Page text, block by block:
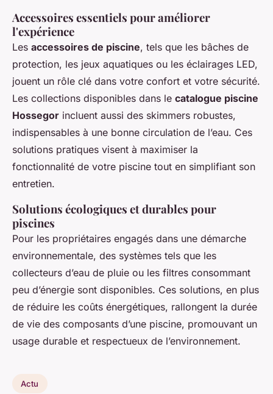
Accessoires essentiels pour améliorer
l'expérience
Les accessoires de piscine, tels que les bâches de
protection, les jeux aquatiques ou les éclairages LED,
jouent un rôle clé dans votre confort et votre sécurité.
Les collections disponibles dans le catalogue piscine
Hossegor incluent aussi des skimmers robustes,
indispensables à une bonne circulation de l’eau. Ces
solutions pratiques visent à maximiser la
fonctionnalité de votre piscine tout en simplifiant son
entretien.
Solutions écologiques et durables pour
piscines
Pour les propriétaires engagés dans une démarche
environnementale, des systèmes tels que les
collecteurs d’eau de pluie ou les filtres consommant
peu d’énergie sont disponibles. Ces solutions, en plus
de réduire les coûts énergétiques, rallongent la durée
de vie des composants d’une piscine, promouvant un
usage durable et respectueux de l’environnement.
Actu